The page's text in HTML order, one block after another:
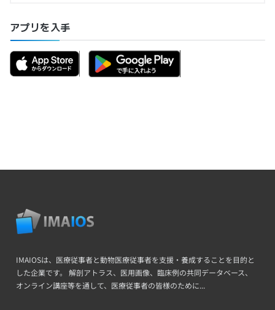
アプリを入手
IMAIOSは、医療従事者と動物医療従事者を支援・養成することを目的と
した企業です。 解剖アトラス、医用画像、臨床例の共同データベース、
オンライン講座等を通して、医療従事者の皆様のために...